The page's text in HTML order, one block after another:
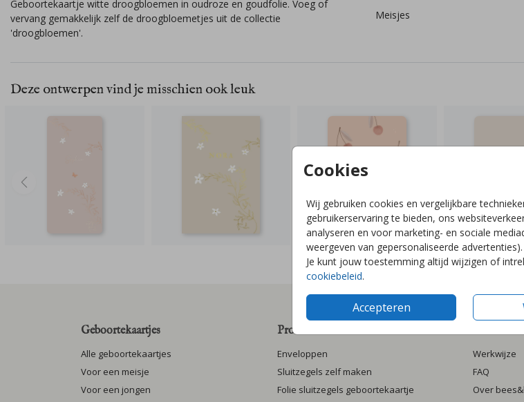
Cookies
Wij gebruiken cookies en vergelijkbare
gebruikerservaring te bieden, ons
analyseren en voor marketing- en sociale
weergeven van gepersonaliseerde advertenties).
Je kunt jouw toestemming altijd wijzigen of
cookiebeleid.
Accepteren
Geboortekaartje witte droogbloemen in oudroze en goudfolie. Voeg of
vervang gemakkelijk zelf de droogbloemetjes uit de collectie
'droogbloemen'.
Meisjes
Deze ontwerpen vind je misschien ook leuk
Geboortekaartjes
Alle geboortekaartjes
Voor een meisje
Voor een jongen
Producten
Enveloppen
Sluitzegels zelf maken
Folie sluitzegels geboortekaartje
Informatie
Werkwijze
FAQ
Over